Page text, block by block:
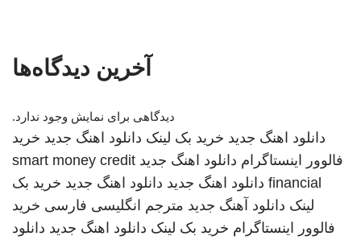
آخرین دیدگاه‌ها
دیدگاهی برای نمایش وجود ندارد.
دانلود اهنگ جدید خرید بک لینک دانلود اهنگ جدید خرید
فالوور اینستاگرام دانلود اهنگ جدید smart money credit
financial دانلود اهنگ جدید دانلود اهنگ جدید خرید بک
لینک دانلود آهنگ جدید مترجم انگلیسی فارسی خرید
فالوور اینستاگرام خرید بک لینک دانلود اهنگ جدید دانلود